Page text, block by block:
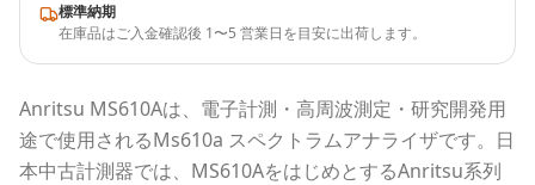
標準納期
在庫品はご入金確認後 1〜5 営業日を目安に出荷します。
Anritsu MS610Aは、電子計測・高周波測定・研究開発用
途で使用されるMs610a スペクトラムアナライザです。 日
本中古計測器では、 MS610AをはじめとするAnritsu系列